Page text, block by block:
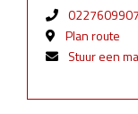
0227609907
Plan route
Stuur een